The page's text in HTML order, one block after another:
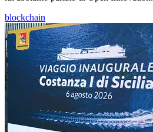
blockchain